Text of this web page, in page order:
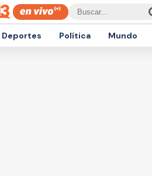
Deportes Política Mundo